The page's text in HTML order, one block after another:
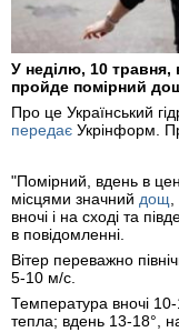
У неділю, 10 травня,
пройде помірний
Про це Український
передає Укрінформ.
"Помірний, вдень в
місцями значний дощ,
вночі і на сході та
в повідомленні.
Вітер переважно
5-10 м/с.
Температура вночі
тепла; вдень 13-18°,